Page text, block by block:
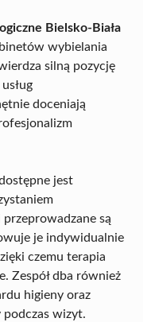
Bielsko-Biała
wybielania
silną pozycję
doceniają
jest
są
je indywidualnie
czemu terapia
Zespół dba również
higieny oraz
wizyt.